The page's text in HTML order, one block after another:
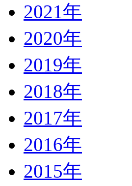
2021年
2020年
2019年
2018年
2017年
2016年
2015年